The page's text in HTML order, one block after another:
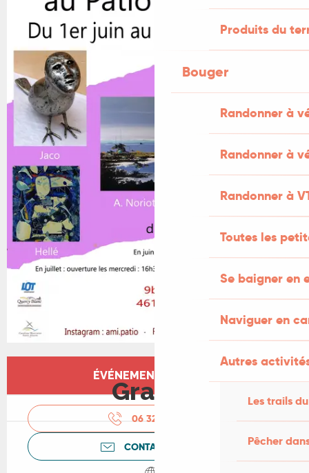
Produits du
Bouger
Randonner à
Randonner à
Randonner à
Toutes les
Se baigner en
Naviguer en
Autres
Les trails
Pêcher
Ouverture et coordonnées
ÉVÉNEMENT TERMINÉ
Gratuit
06 32 16 55
CONTACTEZ-NOUS